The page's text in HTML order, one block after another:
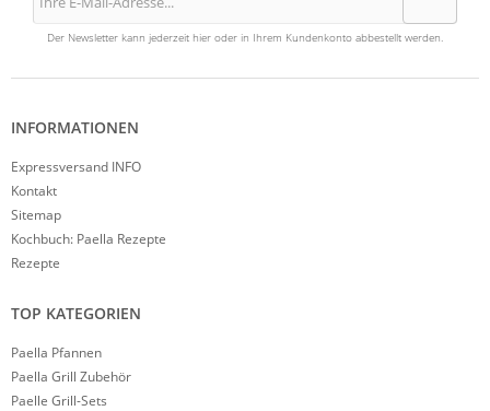
Der Newsletter kann jederzeit hier oder in Ihrem Kundenkonto abbestellt werden.
INFORMATIONEN
Expressversand INFO
Kontakt
Sitemap
Kochbuch: Paella Rezepte
Rezepte
TOP KATEGORIEN
Paella Pfannen
Paella Grill Zubehör
Paelle Grill-Sets